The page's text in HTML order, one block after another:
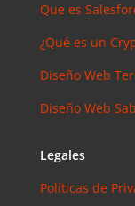
Que es
¿Qué es un
Diseño Web
Diseño Web
Legales
Políticas de